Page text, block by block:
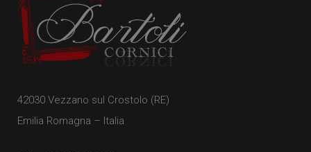
42030 Vezzano sul Crostolo (RE)
Emilia Romagna – Italia